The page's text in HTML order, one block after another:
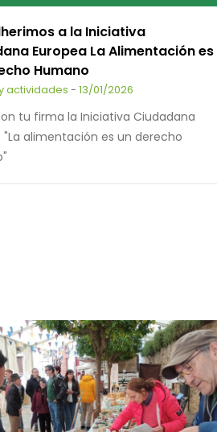
a la Iniciativa
Europea La Alimentación es
Humano
actividades - 13/01/2026
tu firma la Iniciativa Ciudadana
"La alimentación es un derecho